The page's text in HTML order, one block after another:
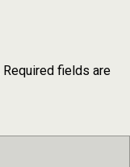
Required fields are